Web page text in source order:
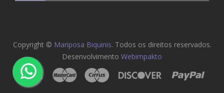
Copyright © Mariposa Biquinis. Todos os direitos reservados.
Desenvolvimento Webimpakto